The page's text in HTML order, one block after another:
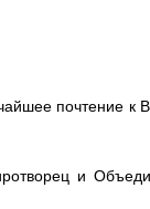
почтение к
и